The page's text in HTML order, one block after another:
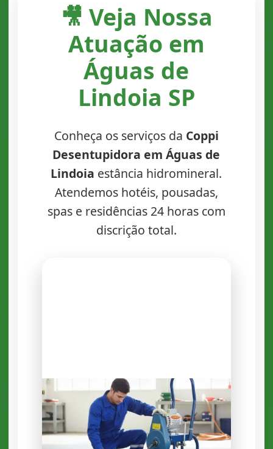
🎥 Veja Nossa
Atuação em
Águas de
Lindoia SP
Conheça os serviços da Coppi
Desentupidora em Águas de
Lindoia estância hidromineral.
Atendemos hotéis, pousadas,
spas e residências 24 horas com
discrição total.